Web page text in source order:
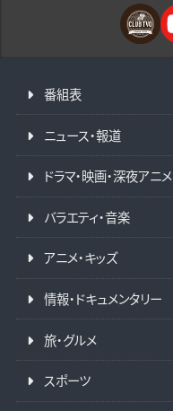
番組表
ニュース・報道
ドラマ・映画・深夜アニメ
バラエティ・音楽
アニメ・キッズ
情報・ドキュメンタリー
旅・グルメ
スポーツ